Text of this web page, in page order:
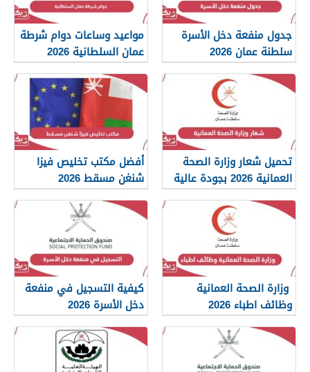
جدول منفعة دخل الأسرة
سلطنة عمان 2026
مواعيد وساعات دوام شرطة
عمان السلطانية 2026
تحميل شعار وزارة الصحة
العمانية 2026 بجودة عالية
png
أفضل مكتب تخليص فيزا
شنغن مسقط 2026
وزارة الصحة العمانية
وظائف اطباء 2026
كيفية التسجيل في منفعة
دخل الأسرة 2026